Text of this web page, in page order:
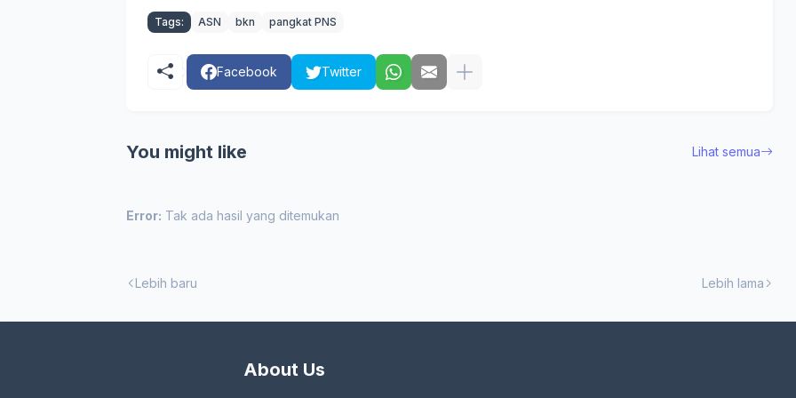
Tags: ASN bkn pangkat PNS
Facebook Twitter
You might like Lihat semua
Error: Tak ada hasil yang ditemukan
Lebih baru Lebih lama
About Us